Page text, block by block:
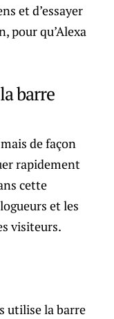
et d’essayer
pour qu’Alexa
barre
de façon
rapidement
cette
et les
visiteurs.
utilise la barre